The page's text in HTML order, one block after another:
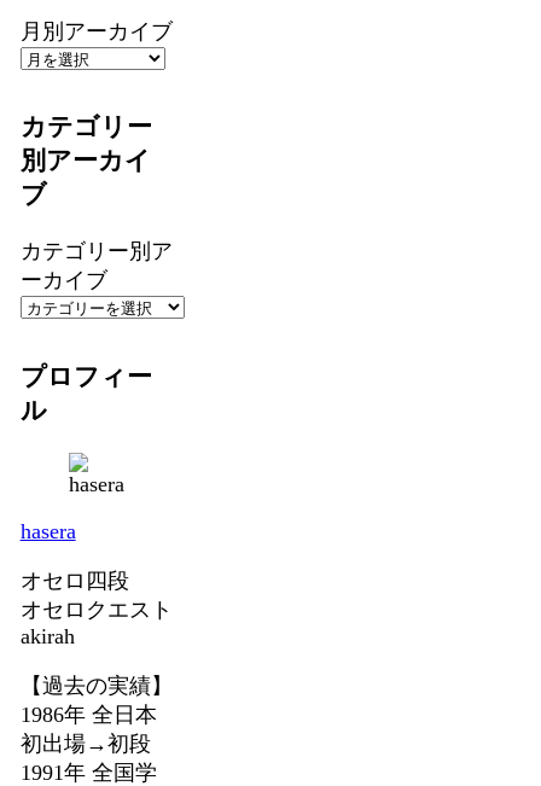
月別アーカイブ
カテゴリー
別アーカイ
ブ
カテゴリー別ア
ーカイブ
プロフィー
ル
hasera
オセロ四段
オセロクエスト
akirah
【過去の実績】
1986年 全日本
初出場→初段
1991年 全国学